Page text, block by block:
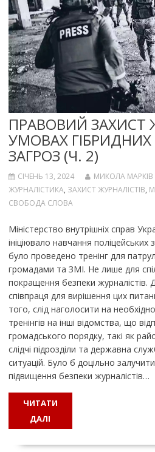
ПРАВОВИЙ ЗАХИСТ
УМОВАХ ГІБРИДНИХ
ЗАГРОЗ (Ч. 2)
СІЧЕНЬ 13, 2024 МИКОЛА МАРКІВ
ЖУРНАЛІСТИКА, ЗАХИСТ ЖУРНАЛІСТІВ,
СВОБОДА СЛОВА
Міністерство внутрішніх справ
ініціювало навчання поліцейських
було проведено тренінг для
громадами та ЗМІ. Не лише для
покращення безпеки журналістів.
співпраця для вирішення цих
того, слід наголосити на
тренінгів на інші відомства, що
громадського порядку, такі як
слідчі підрозділи та державна
ситуацій. Було б доцільно
підвищення безпеки журналістів…
ЧИТАТИ
ДАЛІ